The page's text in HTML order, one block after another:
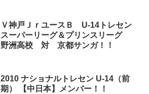
Ｖ神戸ＪｒユースＢ U-14トレセン
スーパーリーグ＆プリンスリーグ
野洲高校 対 京都サンガ！！
2010 ナショナルトレセン U-14（前
期） 【中日本】メンバー！！